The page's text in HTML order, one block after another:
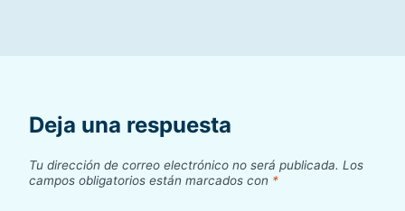
Deja una respuesta
Tu dirección de correo electrónico no será publicada. Los
campos obligatorios están marcados con *